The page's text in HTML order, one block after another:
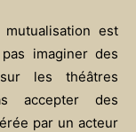
est
imaginer des
les théâtres
accepter des
par un acteur